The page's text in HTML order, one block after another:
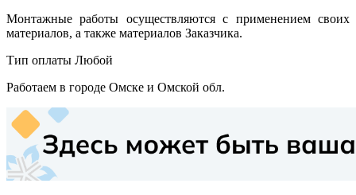
Монтажные работы осуществляются с применением своих
материалов, а также материалов Заказчика.
Тип оплаты Любой
Работаем в городе Омске и Омской обл.